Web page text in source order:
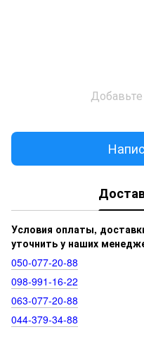
Условия оплаты,
уточнить у наших
050‑077‑20‑88
098‑991‑16‑22
063‑077‑20‑88
044‑379‑34‑88